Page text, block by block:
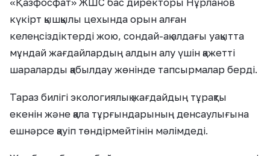
«Қазфосфат» ЖШС бас директоры Нұрланов
күкірт қышқылы цехында орын алған
келеңсіздіктерді жою, сондай-ақ алдағы уақытта
мұндай жағдайлардың алдын алу үшін қажетті
шараларды қабылдау жөнінде тапсырмалар берді.
Тараз билігі экологиялық жағдайдың тұрақты
екенін және қала тұрғындарының денсаулығына
ешнәрсе қауіп төндірмейтінін мәлімдеді.